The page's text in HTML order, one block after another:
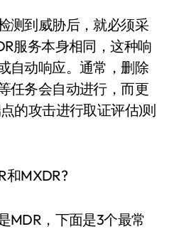
测到威胁后，就必须采
服务本身相同，这种响
自动响应。通常，删除
任务会自动进行，而更
的攻击进行取证评估)则
和MXDR?
MDR，下面是3个最常